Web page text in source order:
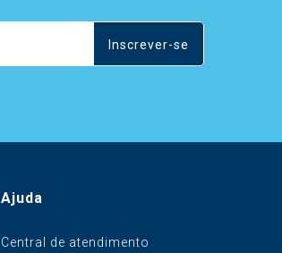
Inscrever-se
Ajuda
Central de atendimento